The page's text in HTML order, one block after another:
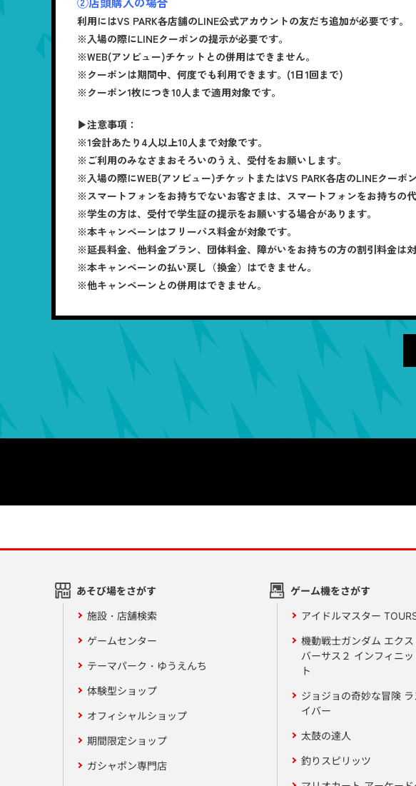
利用にはVS PARK各店舗のLINE公式アカウントの友だち追加が必要です。
※入場の際にLINEクーポンの提示が必要です。
※WEB(アソビュー)チケットとの併用はできません。
※クーポンは期間中、何度でも利用できます。(1日1回まで)
※クーポン1枚につき10人まで適用対象です。
▶注意事項：
※1会計あたり4人以上10人まで対象です。
※ご利用のみなさまおそろいのうえ、受付をお願いします。
※入場の際にWEB(アソビュー)チケットまたはVS PARK各店のLINEクーポ
※スマートフォンをお持ちでないお客さまは、スマートフォンをお持ちの
※学生の方は、受付で学生証の提示をお願いする場合があります。
※本キャンペーンはフリーパス料金が対象です。
※延長料金、他料金プラン、団体料金、障がいをお持ちの方の割引料金は対
※本キャンペーンの払い戻し（換金）はできません。
※他キャンペーンとの併用はできません。
あそび場をさがす
施設・店舗検索
ゲームセンター
テーマパーク・ゆうえんち
体験型ショップ
オフィシャルショップ
期間限定ショップ
ガシャポン専門店
ゲーム機をさがす
アイドルマスター
機動戦士ガンダム エク
バーサス２ インフィニッ
ト
ジョジョの奇妙な冒険
イバー
太鼓の達人
釣りスピリッツ